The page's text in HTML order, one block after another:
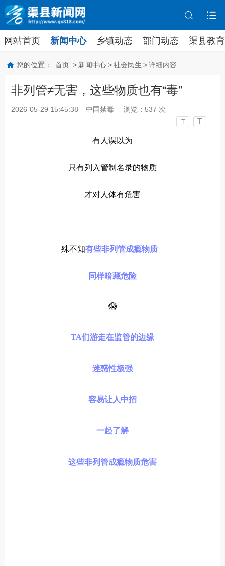
网站首页 新闻中心 乡镇动态 部门动态 渠县教育
您的位置： 首页 > 新闻中心 > 社会民生 > 详细内容
非列管≠无害，这些物质也有“毒”
2026-05-29 15:45:38 中国禁毒 浏览： 537 次
T T
有人误以为
只有列入管制名录的物质
才对人体有危害
殊不知有些非列管成瘾物质
同样暗藏危险
😱
TA们游走在监管的边缘
迷惑性极强
容易让人中招
一起了解
这些非列管成瘾物质危害